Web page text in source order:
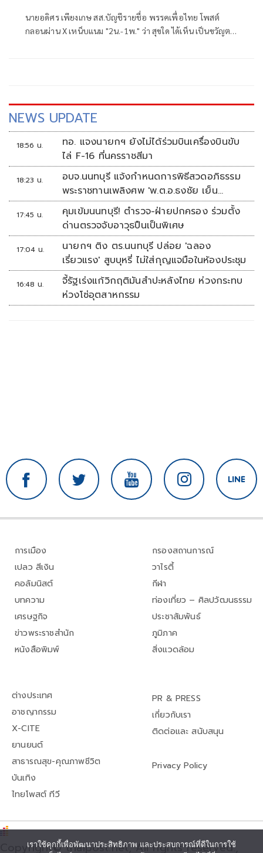
นายอดิศร เพียงเกษ สส.บัญชีรายชื่อ พรรคเพื่อไทย โพสต์
กลอนผ่าน X เหน็บแนม "2น.-1พ." ว่า สุขใด ได้เห็น เป็นขวัญตา
NEWS UPDATE
18:56 น.
ทอ. แจงนายกฯ ยังไม่ได้ร่วมบินเครื่องบินขับ
ไล่ F-16 ที่นครราชสีมา
18:23 น.
อบจ.นนทบุรี แจ้งกำหนดการพิธีสวดอภิธรรม
พระราชทานเพลิงศพ 'พ.ต.อ.ธงชัย เย็น
ประเสริฐ'
17:45 น.
คุมเข้มนนทบุรี! ตำรวจ-ฝ่ายปกครอง ร่วมตั้ง
ด่านตรวจจับอาวุธปืนเป็นพิเศษ
17:04 น.
นายกฯ ติง ตร.นนทบุรี ปล่อย 'ฉลอง
เรี่ยวแรง' สูบบุหรี่ ไม่ใส่กุญแจมือในห้องประชุม
16:48 น.
จี้รัฐเร่งแก้วิกฤติมันสำปะหลังไทย ห่วงกระทบ
ห่วงโซ่อุตสาหกรรม
การเมือง
เปลว สีเงิน
คอลัมนิสต์
บทความ
เศรษฐกิจ
ข่าวพระราชสำนัก
หนังสือพิมพ์
กรองสถานการณ์
วาไรตี้
กีฬา
ท่องเที่ยว – ศิลปวัฒนธรรม
ประชาสัมพันธ์
ภูมิภาค
สิ่งแวดล้อม
ต่างประเทศ
อาชญากรรม
X-CITE
ยานยนต์
สาธารณสุข-คุณภาพชีวิต
บันเทิง
ไทยโพสต์ ทีวี
PR & PRESS
เกี่ยวกับเรา
ติดต่อและ สนับสนุน
Privacy Policy
Copyright© thaipost.net, All rights reserved.,
เราใช้คุกกี้เพื่อพัฒนาประสิทธิภาพ และประสบการณ์ที่ดีในการใช้